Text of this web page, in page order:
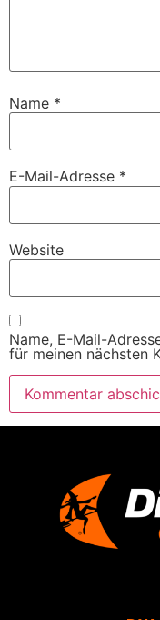
Name *
E-Mail-Adresse *
Website
Name, E-Mail-
für meinen nächsten